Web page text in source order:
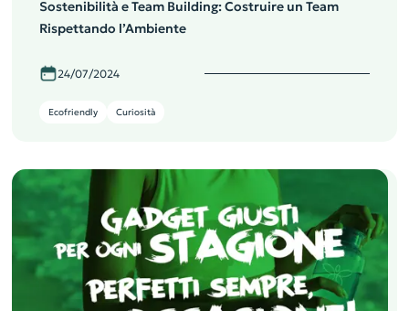
Sostenibilità e Team Building: Costruire un Team
Rispettando l’Ambiente
24/07/2024
Ecofriendly Curiosità